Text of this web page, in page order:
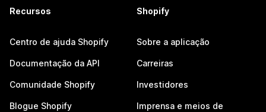
Recursos
Centro de ajuda Shopify
Documentação da API
Comunidade Shopify
Blogue Shopify
Shopify
Sobre a aplicação
Carreiras
Investidores
Imprensa e meios de